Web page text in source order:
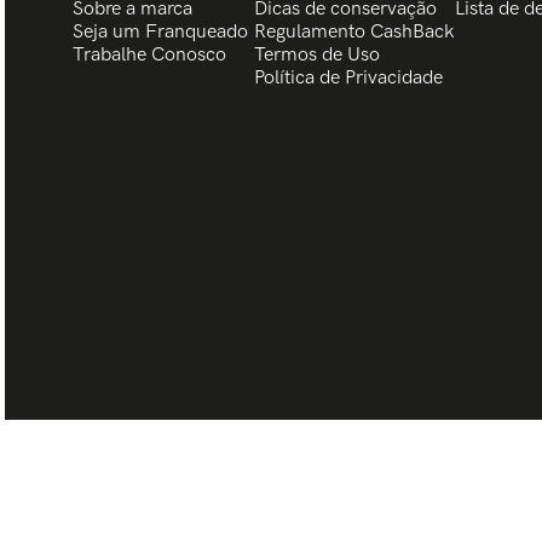
Sobre a marca
Seja um Franqueado
Trabalhe Conosco
Dicas de conservação
Regulamento CashBack
Termos de Uso
Política de Privacidade
Lista de